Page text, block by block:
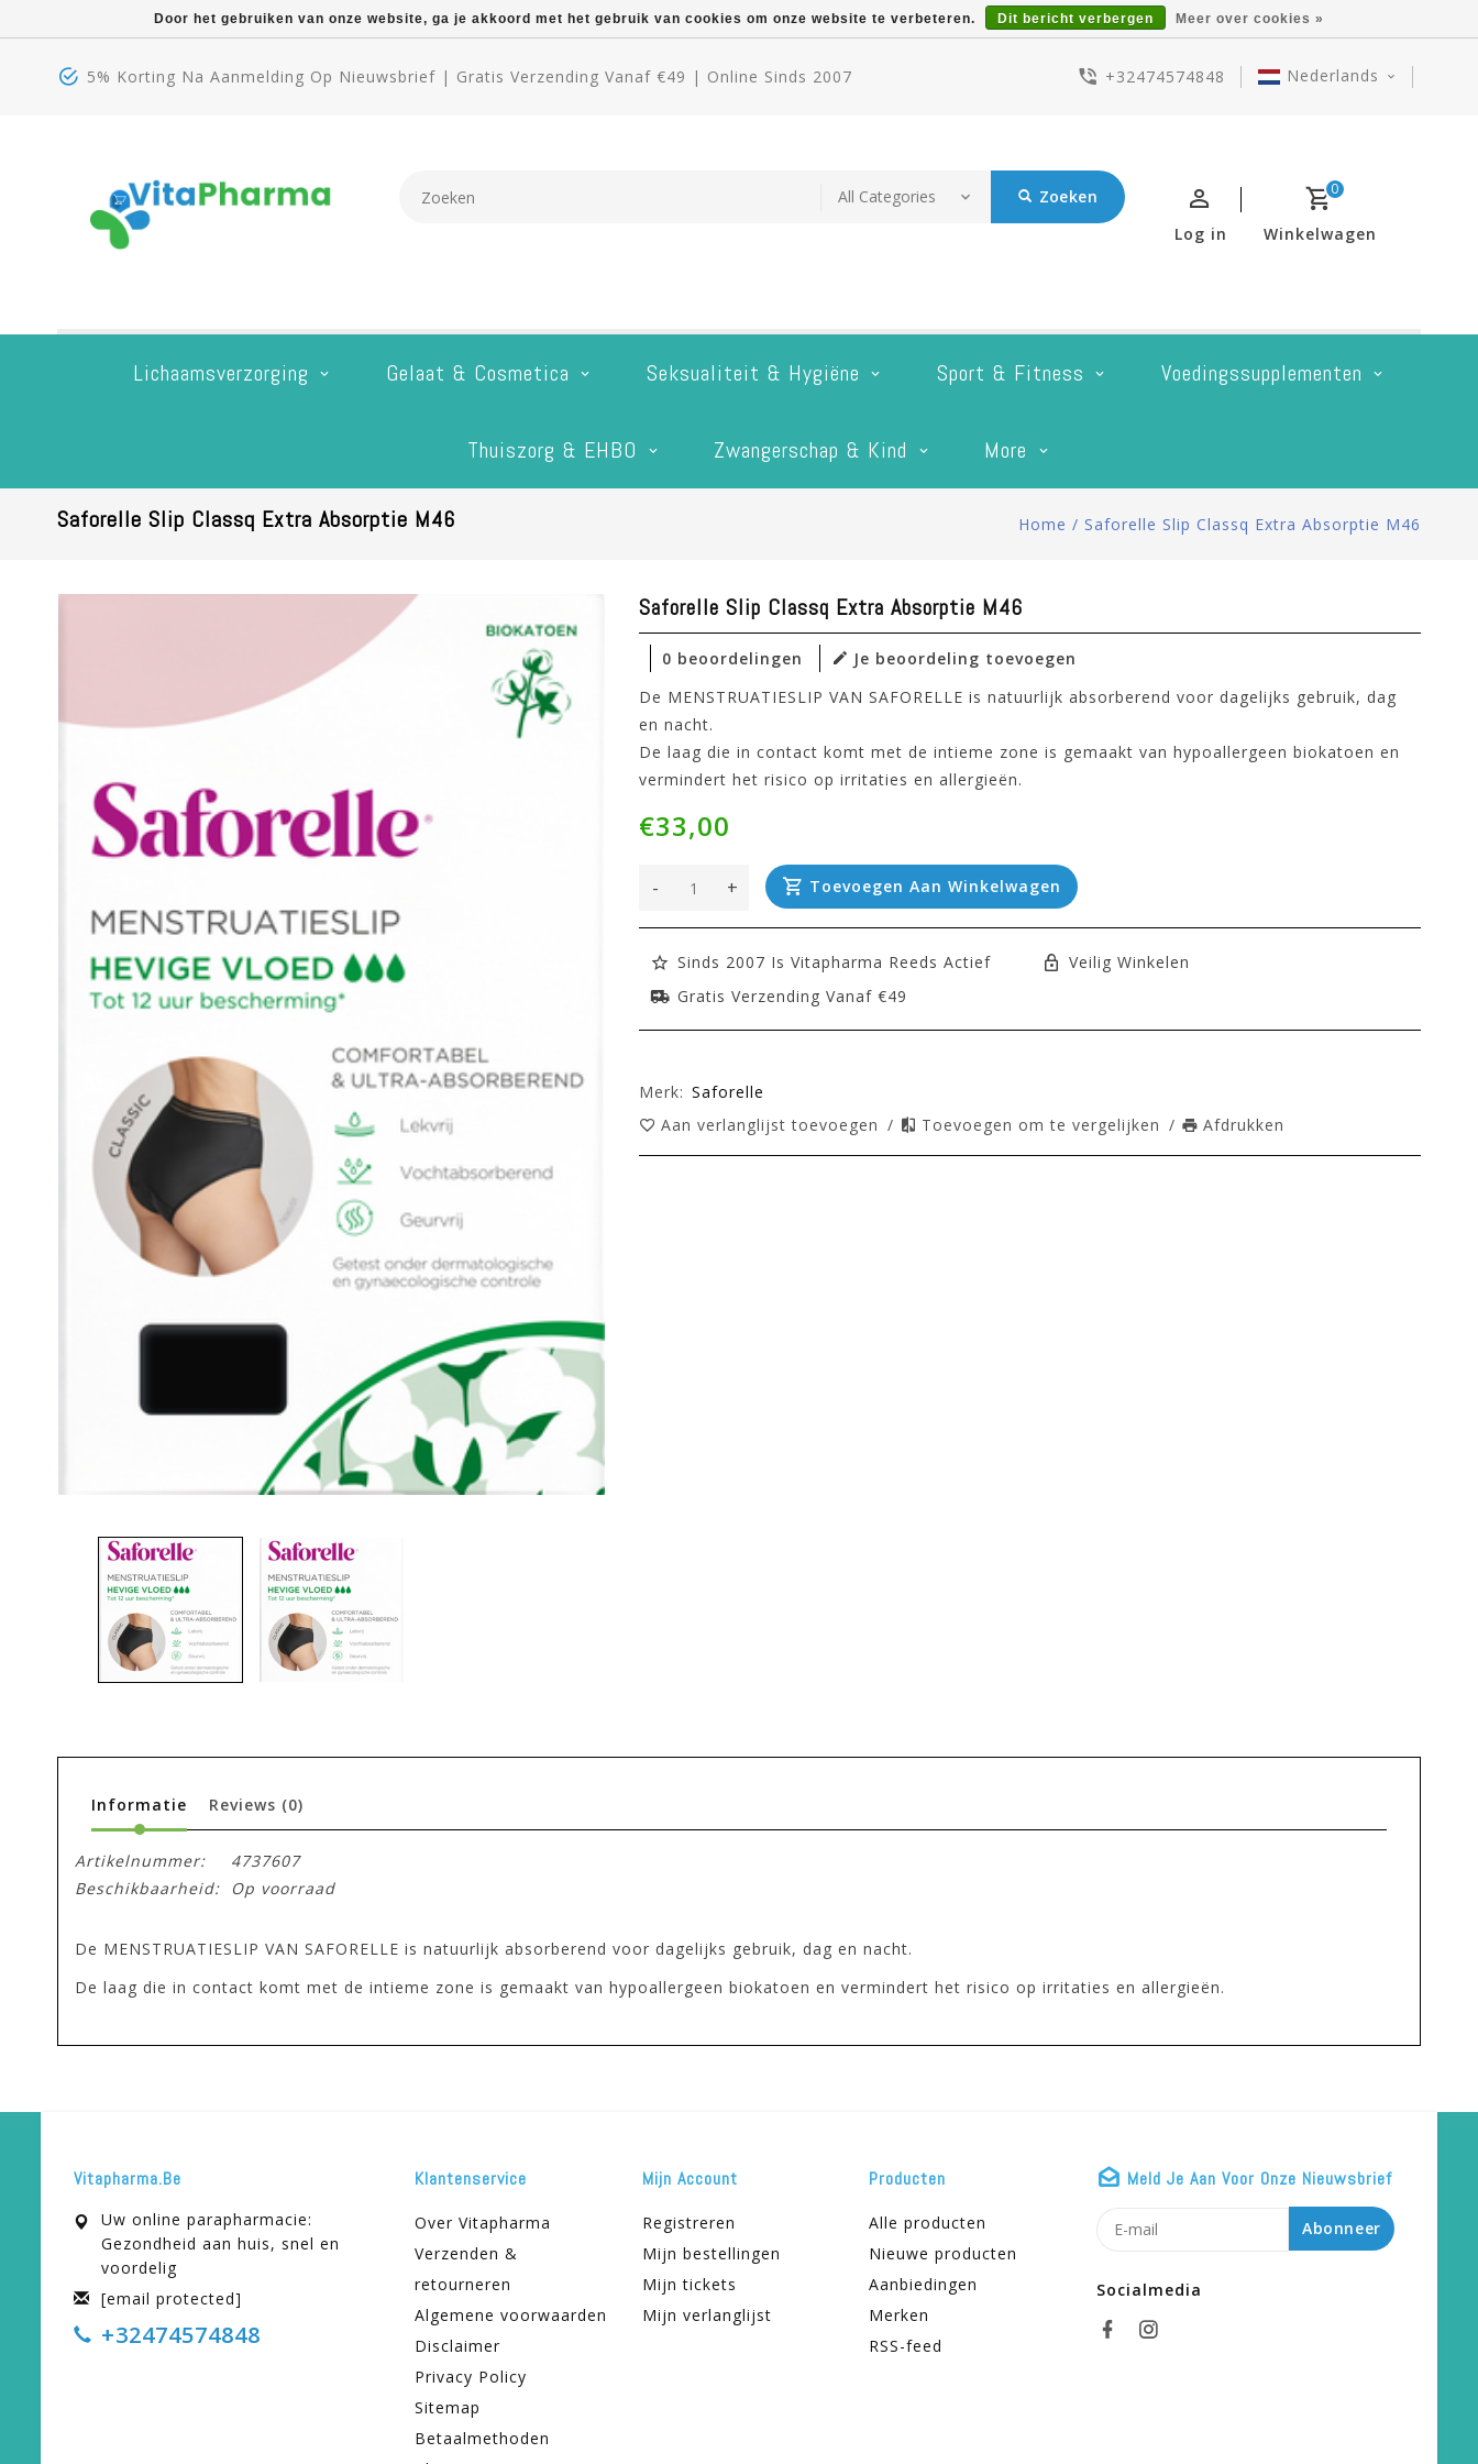
5% Korting Na Aanmelding Op Nieuwsbrief | Gratis Verzending Vanaf €49 | Online Sinds 2007 +32474574848 Nederlands
Zoeken 0
Winkelwagen
Log in
Lichaamsverzorging Gelaat & Cosmetica Seksualiteit & Hygiëne Sport & Fitness Voedingssupplementen
Thuiszorg & EHBO Zwangerschap & Kind More
Saforelle Slip Classq Extra Absorptie M46 Home / Saforelle Slip Classq Extra Absorptie M46
Saforelle Slip Classq Extra Absorptie M46
0 beoordelingen
Je beoordeling toevoegen
De MENSTRUATIESLIP VAN SAFORELLE is natuurlijk absorberend voor dagelijks gebruik, dag
en nacht.
De laag die in contact komt met de intieme zone is gemaakt van hypoallergeen biokatoen en
vermindert het risico op irritaties en allergieën.
€33,00
+
- Toevoegen Aan Winkelwagen
Sinds 2007 Is Vitapharma Reeds Actief
Veilig Winkelen
Gratis Verzending Vanaf €49
Merk: Saforelle
Aan verlanglijst toevoegen / Toevoegen om te vergelijken / Afdrukken
Informatie Reviews (0)
Artikelnummer:
4737607
Beschikbaarheid:
Op voorraad
De MENSTRUATIESLIP VAN SAFORELLE is natuurlijk absorberend voor dagelijks gebruik, dag en nacht.
De laag die in contact komt met de intieme zone is gemaakt van hypoallergeen biokatoen en vermindert het risico op irritaties en allergieën.
Vitapharma.be
Uw online parapharmacie:
Gezondheid aan huis, snel en
voordelig
[email protected]
+32474574848
Klantenservice
Over Vitapharma
Verzenden &
retourneren
Algemene voorwaarden
Disclaimer
Privacy Policy
Sitemap
Betaalmethoden
Mijn Account
Registreren
Mijn bestellingen
Mijn tickets
Mijn verlanglijst
Producten
Alle producten
Nieuwe producten
Aanbiedingen
Merken
RSS-feed
Meld Je Aan Voor Onze Nieuwsbrief
Abonneer
Socialmedia
Door het gebruiken van onze website, ga je akkoord met het gebruik van cookies om onze website te verbeteren. Dit bericht verbergen Meer over cookies »